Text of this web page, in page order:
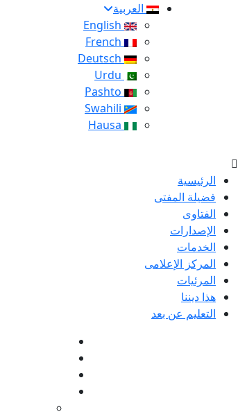
العربية
الرئيسية
فضيلة المفتى
الفتاوى
الإصدارات
الخدمات
المركز الإعلامى
المرئيات
هذا ديننا
التعليم عن بعد